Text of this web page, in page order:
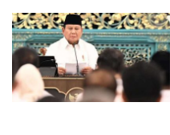
Penjajahan (Pergolakan
Ekonomi Politik Indonesia) &
Simposium Nasional “Urgensi
Undang-Undang
Perekonomian Nasional dan
Kesejahteraan Sosial dalam